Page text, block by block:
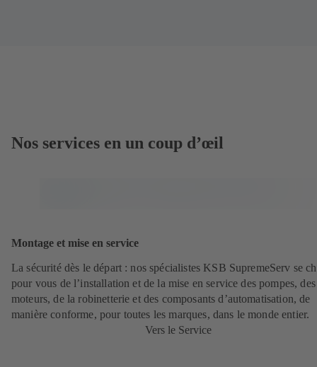
Nos services en un coup d’œil
Montage et mise en service
La sécurité dès le départ : nos spécialistes KSB SupremeServ se
pour vous de l’installation et de la mise en service des pompes, des
moteurs, de la robinetterie et des composants d’automatisation, de
manière conforme, pour toutes les marques, dans le monde entier.
Vers le Service